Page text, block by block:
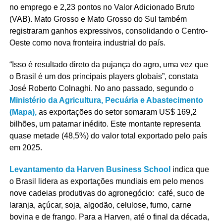
no emprego e 2,23 pontos no Valor Adicionado Bruto
(VAB). Mato Grosso e Mato Grosso do Sul também
registraram ganhos expressivos, consolidando o Centro-
Oeste como nova fronteira industrial do país.
“Isso é resultado direto da pujança do agro, uma vez que
o Brasil é um dos principais players globais”, constata
José Roberto Colnaghi. No ano passado, segundo o
Ministério da Agricultura, Pecuária e Abastecimento
(Mapa),as exportações do setor somaram US$ 169,2
bilhões, um patamar inédito. Este montante representa
quase metade (48,5%) do valor total exportado pelo país
em 2025.
Levantamento da Harven Business School indica que
o Brasil lidera as exportações mundiais em pelo menos
nove cadeias produtivas do agronegócio: café, suco de
laranja, açúcar, soja, algodão, celulose, fumo, carne
bovina e de frango. Para a Harven, até o final da década,